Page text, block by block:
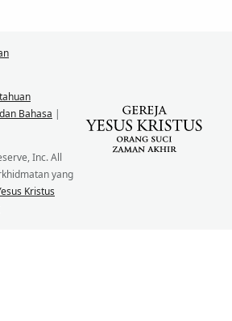
Bahasa |
Inc. All
yang
Kristus